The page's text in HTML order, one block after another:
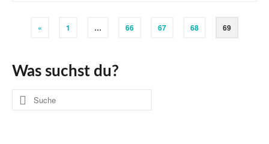
« 1 … 66 67 68 69
Was suchst du?
Suche
nach: